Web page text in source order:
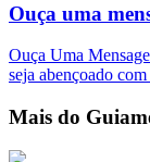
Ouça uma
Ouça Uma
seja abençoado
Mais do